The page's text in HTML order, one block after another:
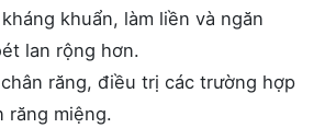
khuẩn, làm liền và ngăn
lan rộng hơn.
răng, điều trị các trường hợp
răng miệng.